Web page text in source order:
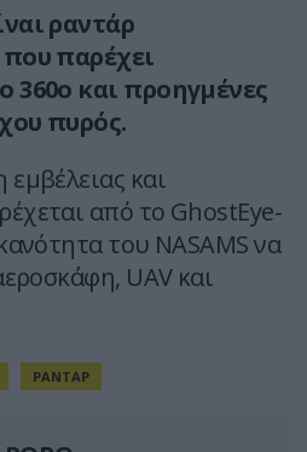
ραντάρ
που παρέχει
360ο και προηγμένες
πυρός.
και
από το GhostEye-
του NASAMS να
UAV και
ΡΑΝΤΑΡ